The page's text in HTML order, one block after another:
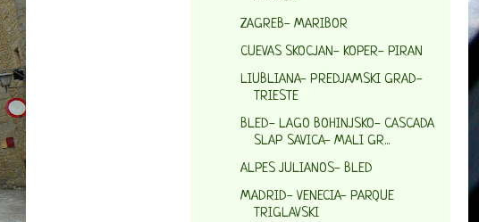
ZAGREB- MARIBOR
CUEVAS SKOCJAN- KOPER- PIRAN
LIUBLIANA- PREDJAMSKI GRAD-
TRIESTE
BLED- LAGO BOHINJSKO- CASCADA
SLAP SAVICA- MALI GR...
ALPES JULIANOS- BLED
MADRID- VENECIA- PARQUE
TRIGLAVSKI